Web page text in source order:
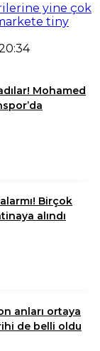
yine çok
tiny
Mohamed
Birçok
alındı
anları ortaya
de belli oldu